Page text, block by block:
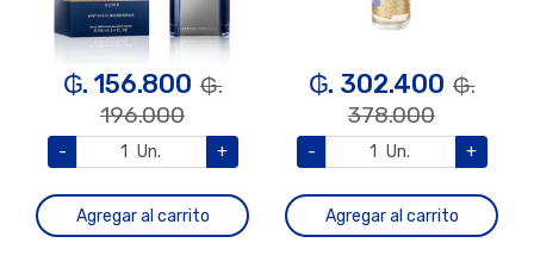
₲. 156.800 ₲.
196.000
- Un. +
Agregar al carrito
₲. 302.400 ₲.
378.000
- Un. +
Agregar al carrito